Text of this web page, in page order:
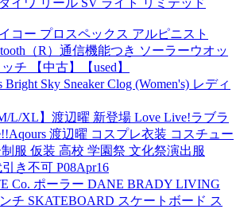
コー プロスペックス アルピニスト
（R）通信機能つき ソーラーウオッ
チ 【中古】【used】
Bright Sky Sneaker Clog (Women's) レディ
L/XL】渡辺曜 新登場 Love Live!ラブラ
渡辺曜 コスプレ衣装 コスチュー
服 仮装 高校 学園祭 文化祭演出服
引き不可 P08Apr16
Co. ポーラー DANE BRADY LIVING
チ SKATEBOARD スケートボード ス